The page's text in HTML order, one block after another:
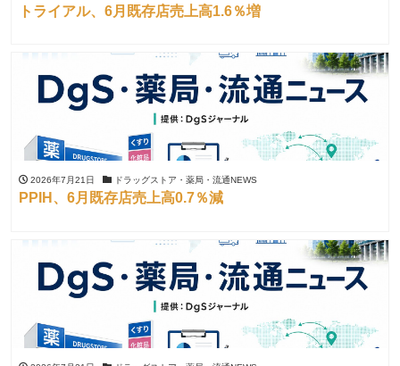
トライアル、6月既存店売上高1.6％増
2026年7月21日 ドラッグストア・薬局・流通NEWS
PPIH、6月既存店売上高0.7％減